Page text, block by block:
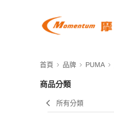
首頁 品牌 PUMA
商品分類
所有分類